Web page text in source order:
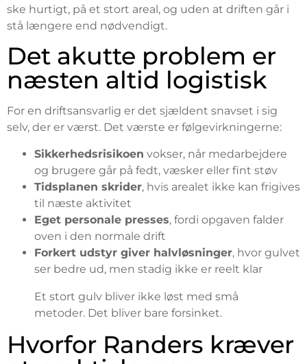
ske hurtigt, på et stort areal, og uden at driften går i
stå længere end nødvendigt.
Det akutte problem er
næsten altid logistisk
For en driftsansvarlig er det sjældent snavset i sig
selv, der er værst. Det værste er følgevirkningerne:
Sikkerhedsrisikoen vokser, når medarbejdere
og brugere går på fedt, væsker eller fint støv
Tidsplanen skrider, hvis arealet ikke kan frigives
til næste aktivitet
Eget personale presses, fordi opgaven falder
oven i den normale drift
Forkert udstyr giver halvløsninger, hvor gulvet
ser bedre ud, men stadig ikke er reelt klar
Et stort gulv bliver ikke løst med små
metoder. Det bliver bare forsinket.
Hvorfor Randers kræver